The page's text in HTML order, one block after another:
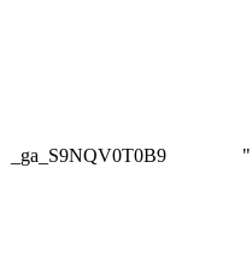
_ga_S9NQV0T0B9 "